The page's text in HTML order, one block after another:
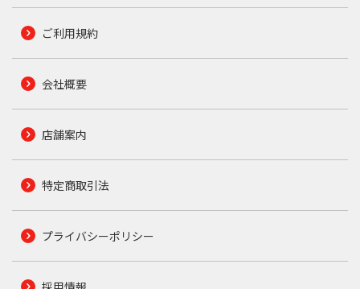
ご利用規約
会社概要
店舗案内
特定商取引法
プライバシーポリシー